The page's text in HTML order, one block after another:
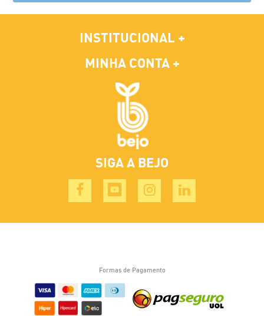
INSTITUCIONAL
MINHA CONTA
SIGA A BEJO
Formas de Pagamento